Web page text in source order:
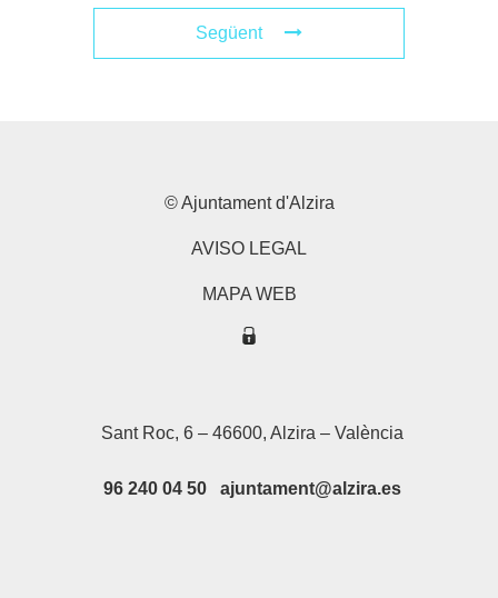
Següent
© Ajuntament d'Alzira
AVISO LEGAL
MAPA WEB
Sant Roc, 6 – 46600, Alzira – València
96 240 04 50 ajuntament@alzira.es